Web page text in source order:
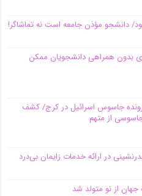
دانشجو مؤذن جامعه است نه تماشاگر!
بدون همراهی دانشجویان ممکن
جاسوس اسرائیل در کرج/‌ کشف
از متهم
از نو متولد شد